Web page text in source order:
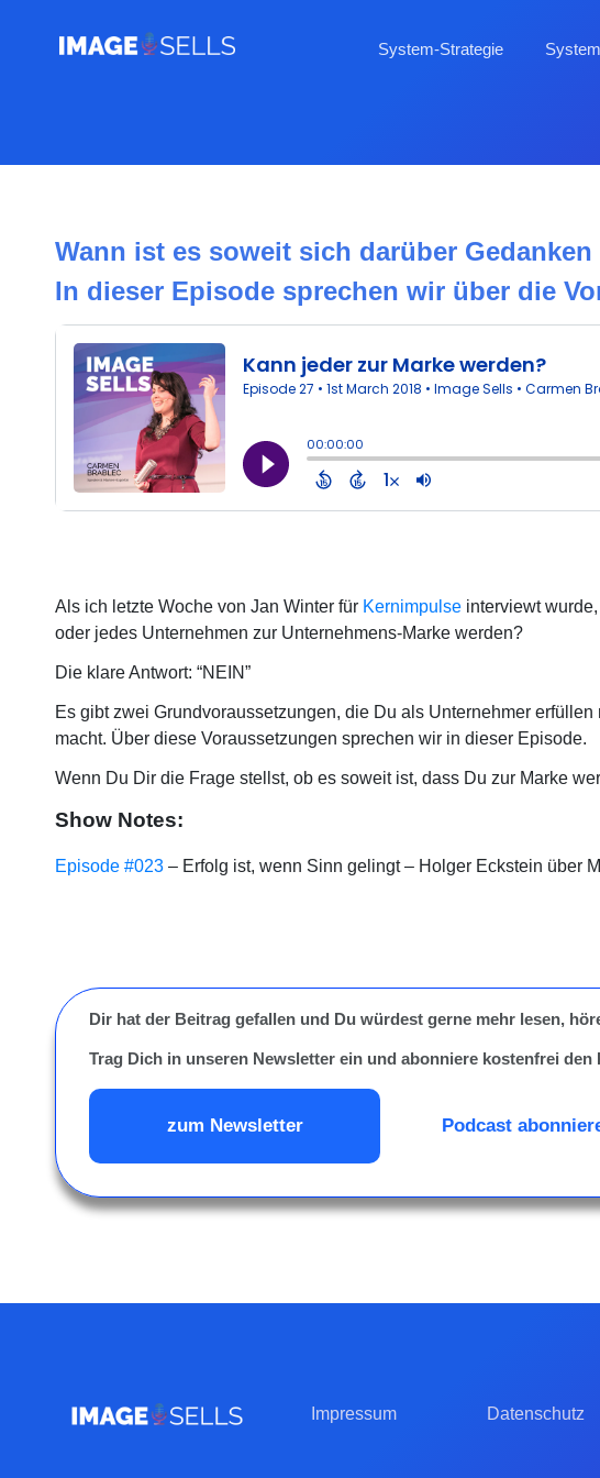
System-Strategie
Wann ist es soweit sich darüber
In dieser Episode sprechen wir über die
Als ich letzte Woche von Jan Winter für Kernimpulse interviewt
oder jedes Unternehmen zur Unternehmens-Marke werden?
Die klare Antwort: “NEIN”
Es gibt zwei Grundvoraussetzungen, die Du als Unternehmer
macht. Über diese Voraussetzungen sprechen wir in dieser Episode.
Wenn Du Dir die Frage stellst, ob es soweit ist, dass Du zur Marke
Show Notes:
Episode #023 – Erfolg ist, wenn Sinn gelingt – Holger Eckstein über
Dir hat der Beitrag gefallen und Du würdest gerne mehr lesen,
Trag Dich in unseren Newsletter ein und abonniere kostenfrei
zum Newsletter Podcast
Impressum Datenschutz